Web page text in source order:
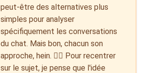
peut-être des alternatives plus
simples pour analyser
spécifiquement les conversations
du chat. Mais bon, chacun son
approche, hein. 🤷‍♀️ Pour recentrer
sur le sujet, je pense que l'idée